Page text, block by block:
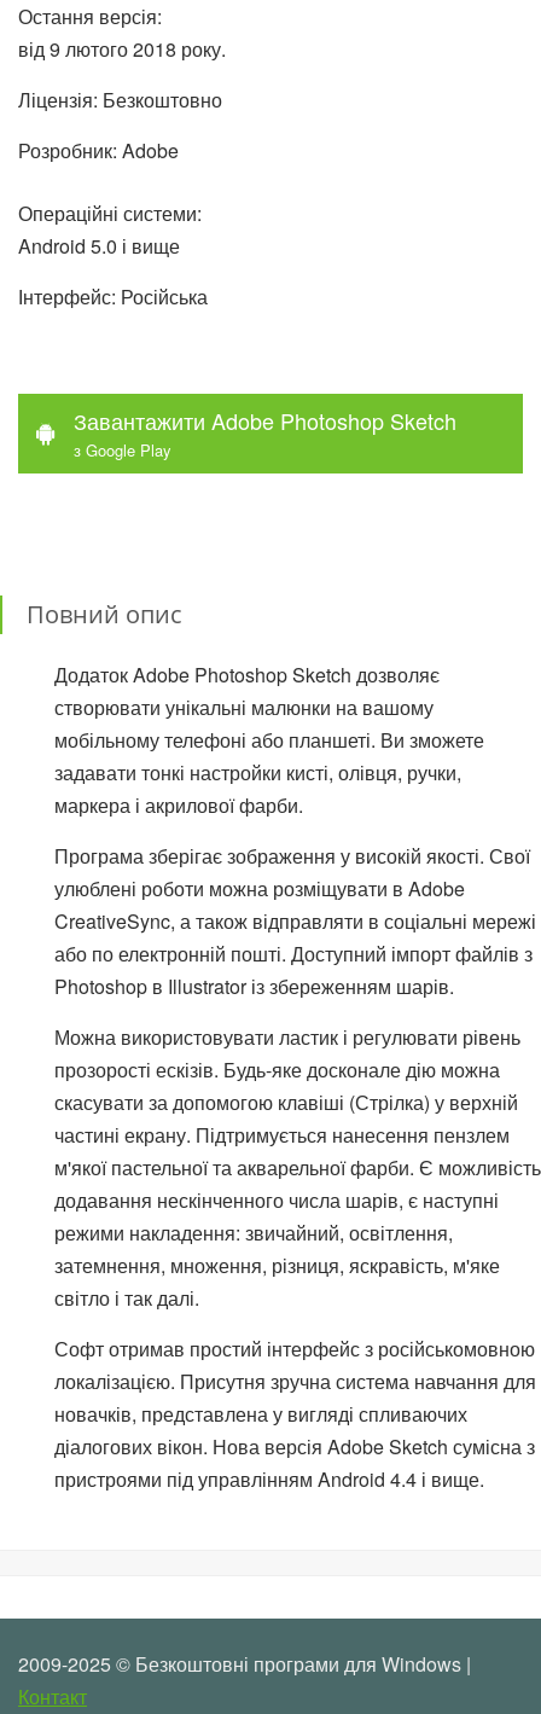
Остання версія:
від 9 лютого 2018 року.
Ліцензія: Безкоштовно
Розробник: Adobe
Операційні системи:
Android 5.0 і вище
Інтерфейс: Російська
Завантажити Adobe Photoshop Sketch
з Google Play
Повний опис
Додаток Adobe Photoshop Sketch дозволяє
створювати унікальні малюнки на вашому
мобільному телефоні або планшеті. Ви зможете
задавати тонкі настройки кисті, олівця, ручки,
маркера і акрилової фарби.
Програма зберігає зображення у високій якості. Свої
улюблені роботи можна розміщувати в Adobe
CreativeSync, а також відправляти в соціальні мережі
або по електронній пошті. Доступний імпорт файлів з
Photoshop в Illustrator із збереженням шарів.
Можна використовувати ластик і регулювати рівень
прозорості ескізів. Будь-яке досконале дію можна
скасувати за допомогою клавіші (Стрілка) у верхній
частині екрану. Підтримується нанесення пензлем
м'якої пастельної та акварельної фарби. Є можливість
додавання нескінченного числа шарів, є наступні
режими накладення: звичайний, освітлення,
затемнення, множення, різниця, яскравість, м'яке
світло і так далі.
Софт отримав простий інтерфейс з російськомовною
локалізацією. Присутня зручна система навчання для
новачків, представлена у вигляді спливаючих
діалогових вікон. Нова версія Adobe Sketch сумісна з
пристроями під управлінням Android 4.4 і вище.
2009-2025 © Безкоштовні програми для Windows |
Контакт